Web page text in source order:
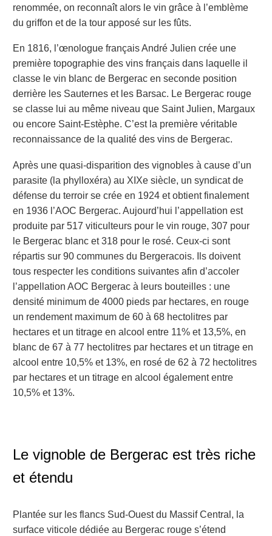
renommée, on reconnaît alors le vin grâce à l’emblème
du griffon et de la tour apposé sur les fûts.
En 1816, l’œnologue français André Julien crée une
première topographie des vins français dans laquelle il
classe le vin blanc de Bergerac en seconde position
derrière les Sauternes et les Barsac. Le Bergerac rouge
se classe lui au même niveau que Saint Julien, Margaux
ou encore Saint-Estèphe. C’est la première véritable
reconnaissance de la qualité des vins de Bergerac.
Après une quasi-disparition des vignobles à cause d’un
parasite (la phylloxéra) au XIXe siècle, un syndicat de
défense du terroir se crée en 1924 et obtient finalement
en 1936 l’AOC Bergerac. Aujourd’hui l’appellation est
produite par 517 viticulteurs pour le vin rouge, 307 pour
le Bergerac blanc et 318 pour le rosé. Ceux-ci sont
répartis sur 90 communes du Bergeracois. Ils doivent
tous respecter les conditions suivantes afin d’accoler
l’appellation AOC Bergerac à leurs bouteilles : une
densité minimum de 4000 pieds par hectares, en rouge
un rendement maximum de 60 à 68 hectolitres par
hectares et un titrage en alcool entre 11% et 13,5%, en
blanc de 67 à 77 hectolitres par hectares et un titrage en
alcool entre 10,5% et 13%, en rosé de 62 à 72 hectolitres
par hectares et un titrage en alcool également entre
10,5% et 13%.
Le vignoble de Bergerac est très riche
et étendu
Plantée sur les flancs Sud-Ouest du Massif Central, la
surface viticole dédiée au Bergerac rouge s’étend